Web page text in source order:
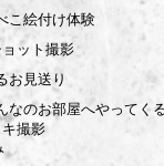
こ絵付け体験
ット撮影
お見送り
のお部屋へやってく
撮影